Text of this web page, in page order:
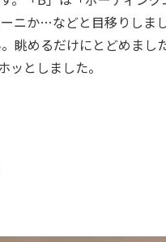
ニか…などと目移りしま
眺めるだけにとどめまし
としました。